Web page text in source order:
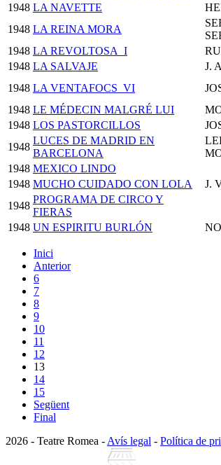
1948 LA NAVETTE
1948 LA REINA MORA
1948 LA REVOLTOSA_I
1948 LA SALVAJE J.
1948 LA VENTAFOCS_VI
1948 LE MÉDECIN MALGRÉ LUI
1948 LOS PASTORCILLOS
1948
LUCES DE MADRID EN
BARCELONA
1948 MEXICO LINDO
1948 MUCHO CUIDADO CON LOLA J.
1948
PROGRAMA DE CIRCO Y
FIERAS
1948 UN ESPIRITU BURLÓN
Inici
Anterior
6
7
8
9
10
11
12
13
14
15
Següent
Final
2026 - Teatre Romea - Avís legal - Política de